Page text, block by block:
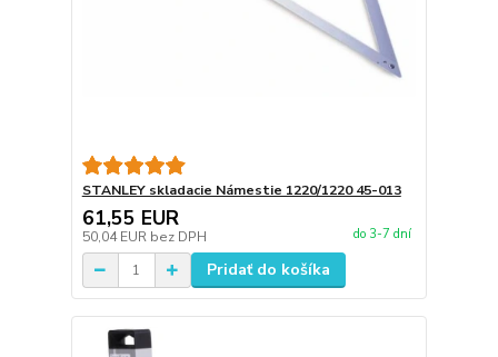
STANLEY skladacie Námestie 1220/1220 45-013
61,55 EUR
50,04 EUR bez DPH do 3-7 dní
Pridať do košíka